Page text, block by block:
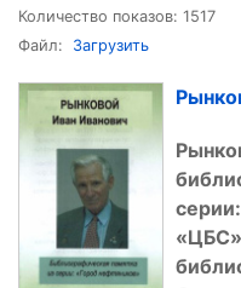
Количество показов: 1517
Файл: Загрузить